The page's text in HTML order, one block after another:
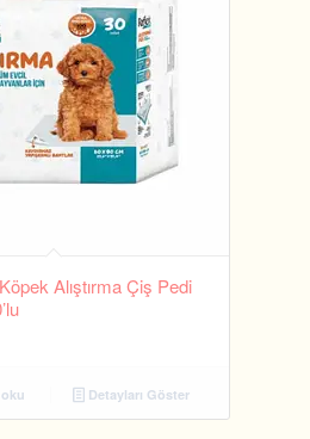
Alıştırma Çiş Pedi
Detayları Göster